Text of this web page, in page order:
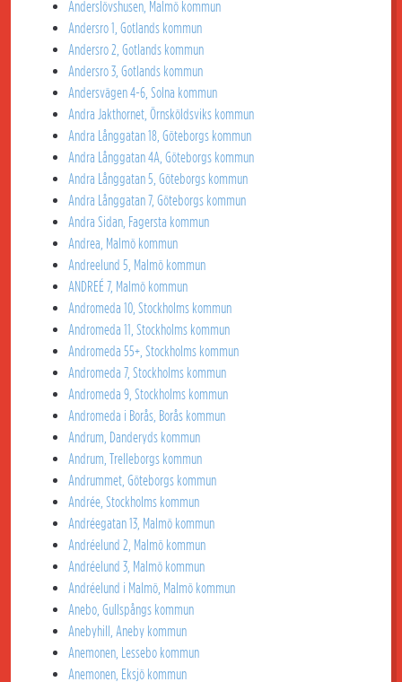
Anderslövshusen, Malmö kommun
Andersro 1, Gotlands kommun
Andersro 2, Gotlands kommun
Andersro 3, Gotlands kommun
Andersvägen 4-6, Solna kommun
Andra Jakthornet, Örnsköldsviks kommun
Andra Långgatan 18, Göteborgs kommun
Andra Långgatan 4A, Göteborgs kommun
Andra Långgatan 5, Göteborgs kommun
Andra Långgatan 7, Göteborgs kommun
Andra Sidan, Fagersta kommun
Andrea, Malmö kommun
Andreelund 5, Malmö kommun
ANDREÉ 7, Malmö kommun
Andromeda 10, Stockholms kommun
Andromeda 11, Stockholms kommun
Andromeda 55+, Stockholms kommun
Andromeda 7, Stockholms kommun
Andromeda 9, Stockholms kommun
Andromeda i Borås, Borås kommun
Andrum, Danderyds kommun
Andrum, Trelleborgs kommun
Andrummet, Göteborgs kommun
Andrée, Stockholms kommun
Andréegatan 13, Malmö kommun
Andréelund 2, Malmö kommun
Andréelund 3, Malmö kommun
Andréelund i Malmö, Malmö kommun
Anebo, Gullspångs kommun
Anebyhill, Aneby kommun
Anemonen, Lessebo kommun
Anemonen, Eksjö kommun